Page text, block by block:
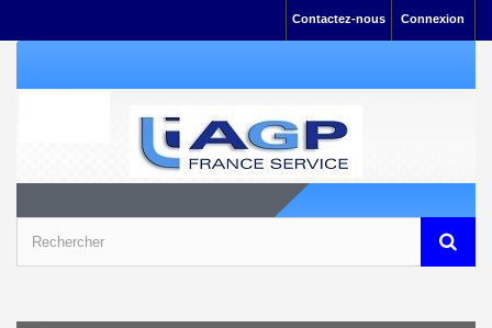
Connexion
Contactez-nous